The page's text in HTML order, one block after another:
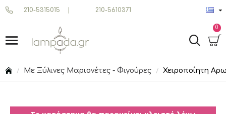
210-5315015 210-5610371
0
Με Ξύλινες Μαριονέτες - Φιγούρες Χειροποίητη